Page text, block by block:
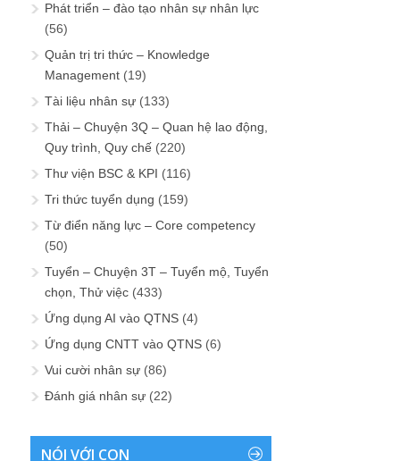
Phát triển – đào tạo nhân sự nhân lực
(56)
Quản trị tri thức – Knowledge
Management (19)
Tài liệu nhân sự (133)
Thải – Chuyện 3Q – Quan hệ lao động,
Quy trình, Quy chế (220)
Thư viện BSC & KPI (116)
Tri thức tuyển dụng (159)
Từ điển năng lực – Core competency
(50)
Tuyển – Chuyện 3T – Tuyển mộ, Tuyển
chọn, Thử việc (433)
Ứng dụng AI vào QTNS (4)
Ứng dụng CNTT vào QTNS (6)
Vui cười nhân sự (86)
Đánh giá nhân sự (22)
NÓI VỚI CON